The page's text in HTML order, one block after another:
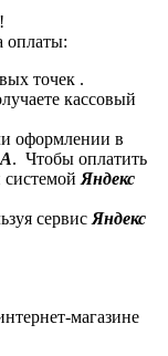
оплаты:
точек .
кассовый
оформлении в
. Чтобы оплатить
системой Яндекс
сервис Яндекс
магазине